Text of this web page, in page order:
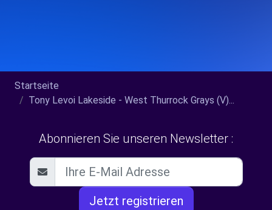
Startseite
Tony Levoi Lakeside - West Thurrock Grays (V)...
Abonnieren Sie unseren Newsletter :
Jetzt registrieren